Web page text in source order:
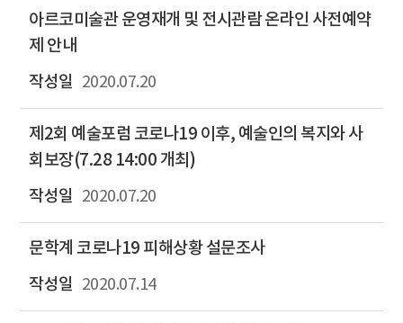
아르코미술관 운영재개 및 전시관람 온라인 사전예약
제 안내
2020.07.20
제2회 예술포럼 코로나19 이후, 예술인의 복지와 사
회보장(7.28 14:00 개최)
2020.07.20
문학계 코로나19 피해상황 설문조사
2020.07.14